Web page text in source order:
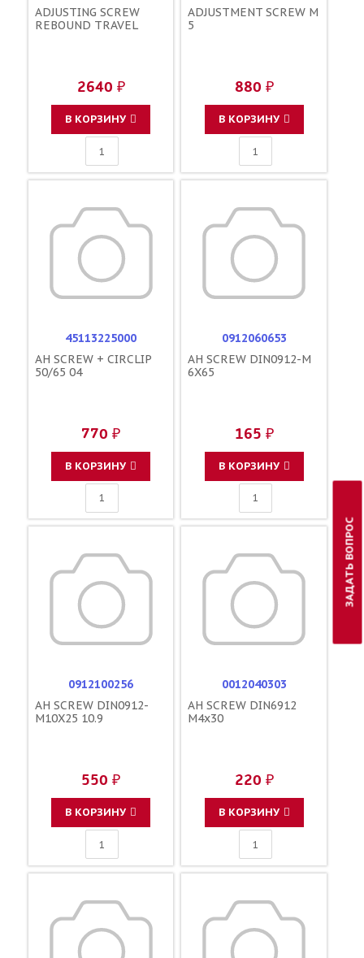
ADJUSTING SCREW
REBOUND TRAVEL
2640 ₽
В КОРЗИНУ
ADJUSTMENT SCREW M
5
880 ₽
В КОРЗИНУ
45113225000
AH SCREW + CIRCLIP
50/65 04
770 ₽
В КОРЗИНУ
0912060653
AH SCREW DIN0912-M
6X65
165 ₽
В КОРЗИНУ
0912100256
AH SCREW DIN0912-
M10X25 10.9
550 ₽
В КОРЗИНУ
0012040303
AH SCREW DIN6912
M4x30
220 ₽
В КОРЗИНУ
ЗАДАТЬ ВОПРОС